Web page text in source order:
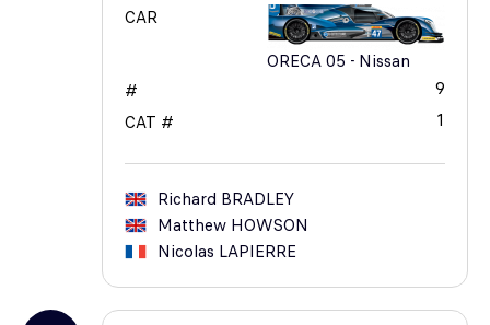
CAR
ORECA 05 - Nissan
#
9
CAT #
1
Richard BRADLEY
Matthew HOWSON
Nicolas LAPIERRE